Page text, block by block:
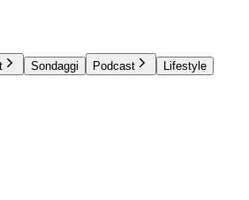
Sondaggi Podcast
Lifestyle